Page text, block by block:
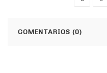
COMENTARIOS (0)